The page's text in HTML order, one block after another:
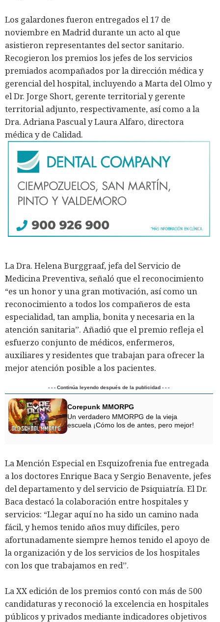
Los galardones fueron entregados el 17 de
noviembre en Madrid durante un acto al que
asistieron representantes del sector sanitario.
Recogieron los premios los jefes de los servicios
premiados acompañados por la dirección médica y
gerencial del hospital, incluyendo a Marta del Olmo y
el Dr. Jorge Short, gerente territorial y gerente
territorial adjunto, respectivamente, así como a la
Dra. Adriana Pascual y Laura Alfaro, directora
médica y de Calidad.
La Dra. Helena Burggraaf, jefa del Servicio de
Medicina Preventiva, señaló que el reconocimiento
“es un honor y una gran motivación, así como un
reconocimiento a todos los compañeros de esta
especialidad, tan amplia, bonita y necesaria en la
atención sanitaria”. Añadió que el premio refleja el
esfuerzo conjunto de médicos, enfermeros,
auxiliares y residentes que trabajan para ofrecer la
mejor atención posible a los pacientes.
- - - Continúa leyendo después de la publicidad - - -
Corepunk MMORPG
Un verdadero MMORPG de la vieja
escuela ¡Cómo los de antes, pero mejor!
La Mención Especial en Esquizofrenia fue entregada
a los doctores Enrique Baca y Sergio Benavente, jefes
del departamento y del servicio de Psiquiatría. El Dr.
Baca destacó la colaboración entre hospitales y
servicios: “Llegar aquí no ha sido un camino nada
fácil, y hemos tenido años muy difíciles, pero
afortunadamente siempre hemos tenido el apoyo de
la organización y de los servicios de los hospitales
con los que trabajamos en red”.
La XX edición de los premios contó con más de 500
candidaturas y reconoció la excelencia en hospitales
públicos y privados mediante indicadores objetivos